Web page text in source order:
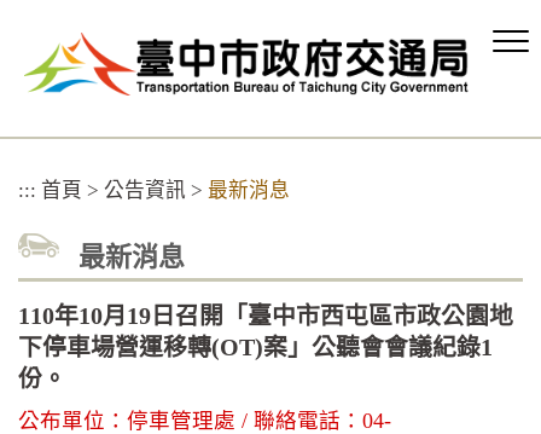
容
::: 首頁 > 公告資訊 > 最新消息
最新消息
110年10月19日召開「臺中市西屯區市政公園地
下停車場營運移轉(OT)案」公聽會會議紀錄1
份。
公布單位：停車管理處 / 聯絡電話：04-